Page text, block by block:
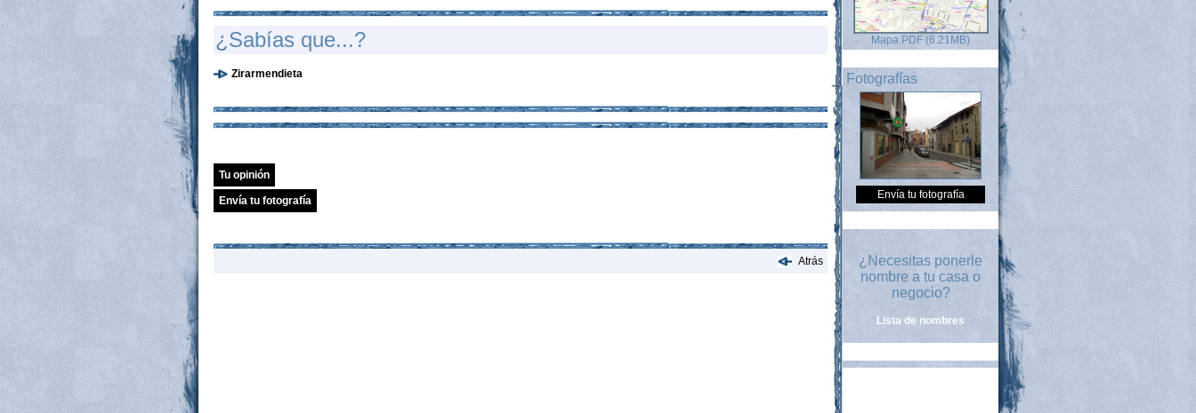
¿Sabías que...?
Zirarmendieta
Tu opinión
Envía tu fotografía
Atrás
Mapa PDF (6.21MB)
Fotografías
Envía tu fotografía
¿Necesitas ponerle
nombre a tu casa o
negocio?
Lista de nombres